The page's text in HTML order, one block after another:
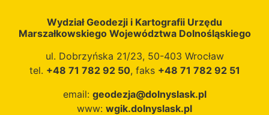
Wydział Geodezji i Kartografii Urzędu
Marszałkowskiego Województwa Dolnośląskiego
ul. Dobrzyńska 21/23, 50-403 Wrocław
tel. +48 71 782 92 50, faks +48 71 782 92 51
email: geodezja@dolnyslask.pl
www: wgik.dolnyslask.pl